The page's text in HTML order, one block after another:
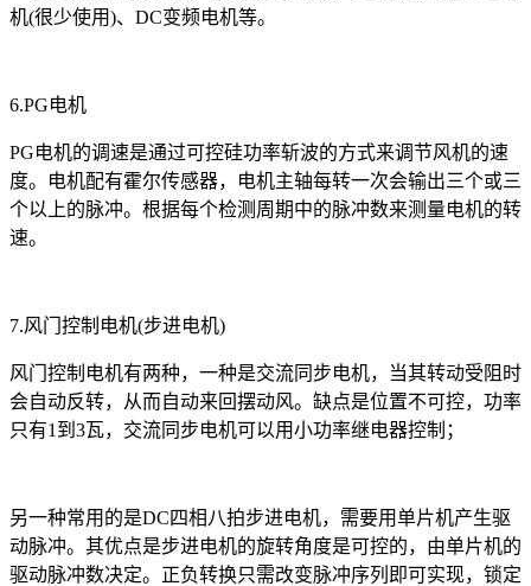
机(很少使用)、DC变频电机等。
6.PG电机
PG电机的调速是通过可控硅功率斩波的方式来调节风机的速
度。电机配有霍尔传感器，电机主轴每转一次会输出三个或三
个以上的脉冲。根据每个检测周期中的脉冲数来测量电机的转
速。
7.风门控制电机(步进电机)
风门控制电机有两种，一种是交流同步电机，当其转动受阻时
会自动反转，从而自动来回摆动风。缺点是位置不可控，功率
只有1到3瓦，交流同步电机可以用小功率继电器控制；
另一种常用的是DC四相八拍步进电机，需要用单片机产生驱
动脉冲。其优点是步进电机的旋转角度是可控的，由单片机的
驱动脉冲数决定。正负转换只需改变脉冲序列即可实现，锁定